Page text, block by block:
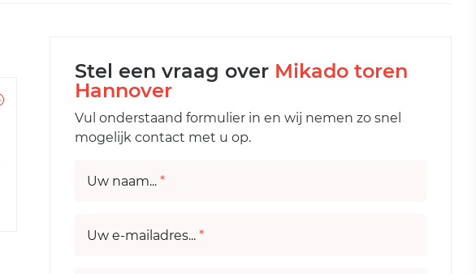
Stel een vraag over Mikado toren
Hannover
Vul onderstaand formulier in en wij nemen zo snel
mogelijk contact met u op.
Uw naam... *
Uw e-mailadres... *